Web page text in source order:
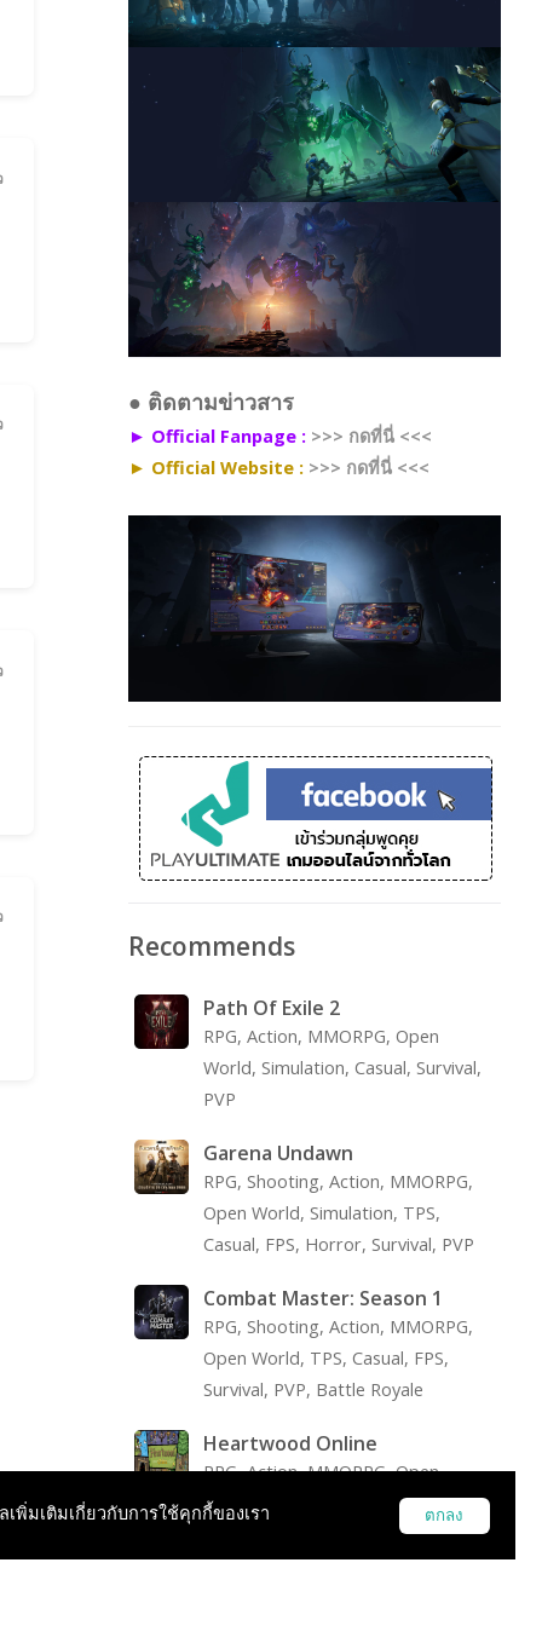
● ติดตามข่าวสาร
► Official Fanpage : >>> กดที่นี่ <<<
► Official Website : >>> กดที่นี่ <<<
Recommends
Path Of Exile 2
RPG, Action, MMORPG, Open
World, Simulation, Casual, Survival,
PVP
Garena Undawn
RPG, Shooting, Action, MMORPG,
Open World, Simulation, TPS,
Casual, FPS, Horror, Survival, PVP
Combat Master: Season 1
RPG, Shooting, Action, MMORPG,
Open World, TPS, Casual, FPS,
Survival, PVP, Battle Royale
Heartwood Online
RPG, Action, MMORPG, Open
World, Simulation, Survival, PVP
พิ่มเติมเกี่ยวกับการใช้คุกกี้ของเรา ตกลง